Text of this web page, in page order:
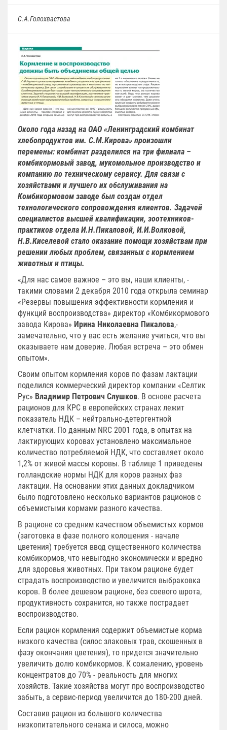
С.А.Голохвастова
Около года назад на ОАО «Ленинградский комбинат
хлебопродуктов им. С.М.Кирова» произошли
перемены: комбинат разделился на три филиала –
комбикормовый завод, мукомольное производство и
компанию по техническому сервису. Для связи с
хозяйствами и лучшего их обслуживания на
Комбикормовом заводе был создан отдел
технологического сопровождения клиентов. Задачей
специалистов высшей квалификации, зоотехников-
практиков отдела И.Н.Пикаловой, И.И.Волковой,
Н.В.Киселевой стало оказание помощи хозяйствам при
решении любых проблем, связанных с кормлением
животных и птицы.
«Для нас самое важное – это вы, наши клиенты, -
такими словами 2 декабря 2010 года открыла семинар
«Резервы повышения эффективности кормления и
функций воспроизводства» директор «Комбикормового
завода Кирова» Ирина Николаевна Пикалова,-
замечательно, что у вас есть желание учиться, что вы
оказываете нам доверие. Любая встреча – это обмен
опытом».
Своим опытом кормления коров по фазам лактации
поделился коммерческий директор компании «Селтик
Рус» Владимир Петрович Слушков. В основе расчета
рационов для КРС в европейских странах лежит
показатель НДК – нейтрально-детергентной
клетчатки. По данным NRC 2001 года, в опытах на
лактирующих коровах установлено максимальное
количество потребляемой НДК, что составляет около
1,2% от живой массы коровы. В таблице 1 приведены
голландские нормы НДК для коров разных фаз
лактации. На основании этих данных докладчиком
было подготовлено несколько вариантов рационов с
объемистыми кормами разного качества.
В рационе со средним качеством объемистых кормов
(заготовка в фазе полного колошения - начале
цветения) требуется ввод существенного количества
комбикормов, что невыгодно экономически и вредно
для здоровья животных. При таком рационе будет
страдать воспроизводство и увеличится выбраковка
коров. В более дешевом рационе, без соевого шрота,
продуктивность сохранится, но также пострадает
воспроизводство.
Если рацион кормления содержит объемистые корма
низкого качества (силос злаковых трав, скошенных в
фазу окончания цветения), то придется значительно
увеличить долю комбикормов. К сожалению, уровень
концентратов до 70% - реальность для многих
хозяйств. Такие хозяйства могут про воспроизводство
забыть, а сервис-период увеличится до 180-200 дней.
Составив рацион из большого количества
низкопитательного сенажа и силоса, можно